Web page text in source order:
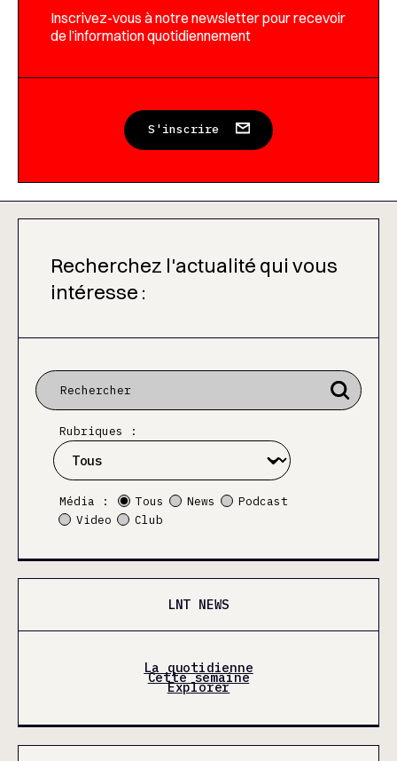
Inscrivez-vous à notre newsletter pour recevoir
de l’information quotidiennement
S'inscrire
Recherchez l'actualité qui vous
intéresse :
Rubriques :
Média : Tous News
Podcast
Video
Club
LNT NEWS
La quotidienne
Cette semaine
Explorer